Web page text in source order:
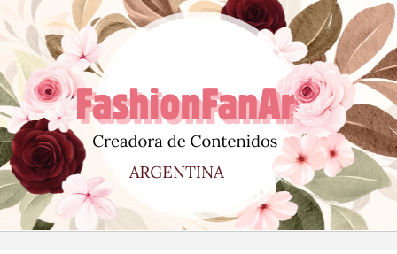
al
contenido